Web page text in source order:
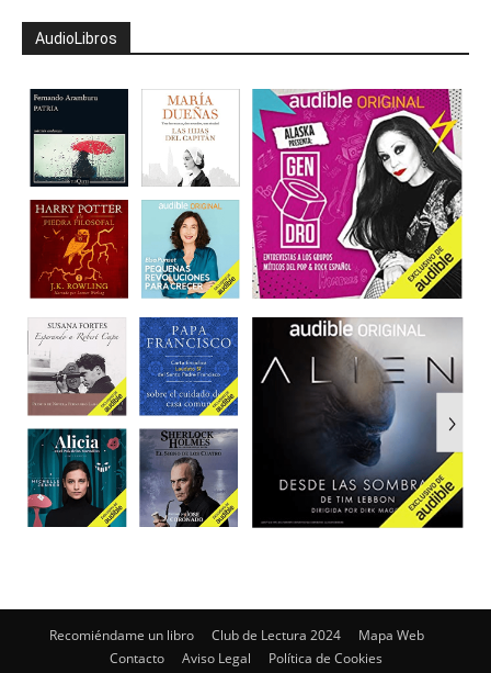
AudioLibros
Recomiéndame un libro Club de Lectura 2024
Mapa Web
Contacto
Aviso Legal Política de Cookies